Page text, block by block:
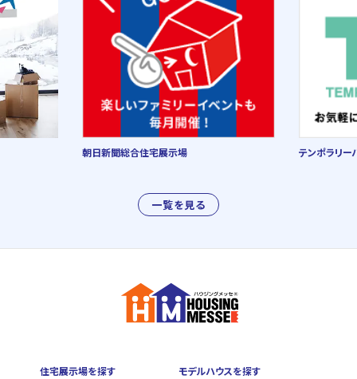
一覧を見る
朝日新聞総合住宅展示場 テンポラリー
住宅展示場を探す モデルハウスを探す